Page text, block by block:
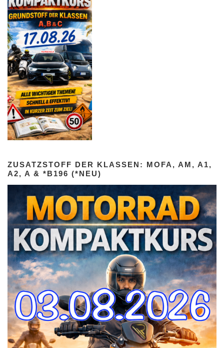
ZUSATZSTOFF DER KLASSEN: MOFA, AM, A1,
A2, A & *B196 (*NEU)